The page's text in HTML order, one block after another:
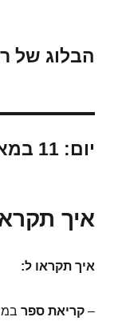
הבלוג של
יום:11 במאי 2017
איך
איך תקראו ל:
–קריאת ספר